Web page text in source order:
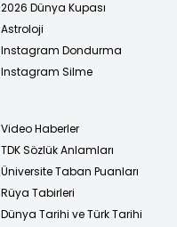
2026 Dünya Kupası
Astroloji
Instagram Dondurma
Instagram Silme
Video Haberler
TDK Sözlük Anlamları
Üniversite Taban Puanları
Rüya Tabirleri
Dünya Tarihi ve Türk Tarihi